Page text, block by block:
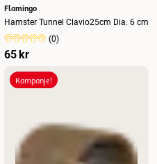
Flamingo
Hamster Tunnel Clavio25cm Dia. 6 cm
(0)
65 kr
Kampanje!